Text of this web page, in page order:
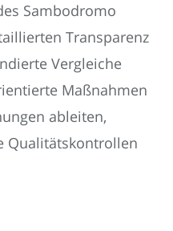
Sambodromo
Transparenz
Vergleiche
Maßnahmen
ableiten,
Qualitätskontrollen